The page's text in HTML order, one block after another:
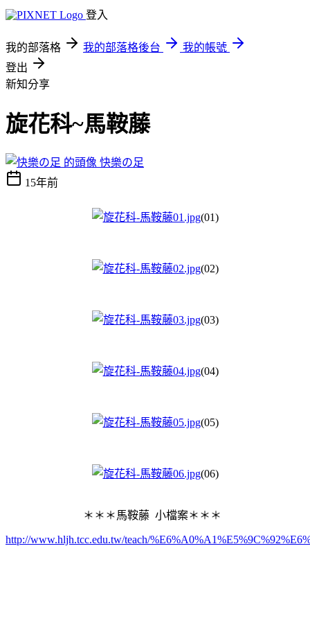
登入
我的部落格 我的部落格後台
我的帳號
登出
新知分享
旋花科~馬鞍藤
快樂の足
15年前
(01)
(02)
(03)
(04)
(05)
(06)
＊＊＊馬鞍藤 小檔案＊＊＊
http://www.hljh.tcc.edu.tw/teach/